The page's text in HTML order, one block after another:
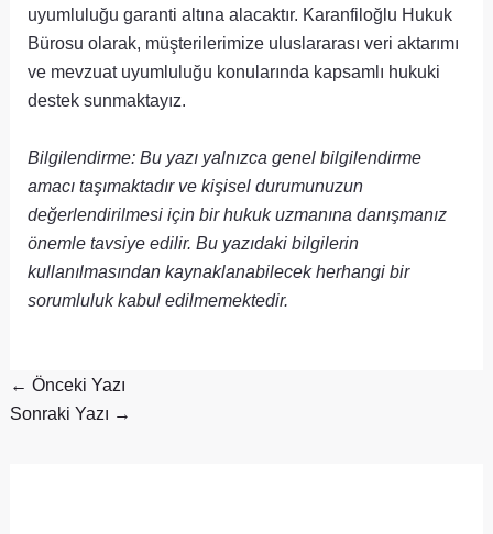
uyumluluğu garanti altına alacaktır. Karanfiloğlu Hukuk
Bürosu olarak, müşterilerimize uluslararası veri aktarımı
ve mevzuat uyumluluğu konularında kapsamlı hukuki
destek sunmaktayız.
Bilgilendirme: Bu yazı yalnızca genel bilgilendirme
amacı taşımaktadır ve kişisel durumunuzun
değerlendirilmesi için bir hukuk uzmanına danışmanız
önemle tavsiye edilir. Bu yazıdaki bilgilerin
kullanılmasından kaynaklanabilecek herhangi bir
sorumluluk kabul edilmemektedir.
← Önceki Yazı
Sonraki Yazı →